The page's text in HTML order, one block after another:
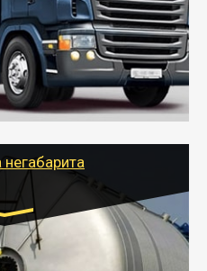
грузов с
режима, работающим
обработкой кузова и мед.
быстро перевезти
в любой город России с